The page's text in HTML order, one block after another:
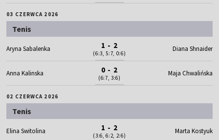
03 CZERWCA 2026
Tenis
Aryna Sabalenka 1 - 2
(6:3, 5:7, 0:6)
Diana Shnaider
Anna Kalinska 0 - 2
(6:7, 3:6)
Maja Chwalińska
02 CZERWCA 2026
Tenis
Elina Switolina 1 - 2
(3:6, 6:2, 2:6)
Marta Kostyuk